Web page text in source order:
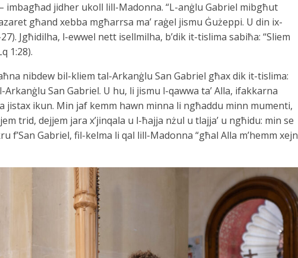
imbagħad jidher ukoll lill-Madonna. “L-anġlu Gabriel mibgħut
għand xebba mgħarrsa ma’ raġel jismu Ġużeppi. U din ix-
Jgħidilha, l-ewwel nett isellmilha, b’dik it-tislima sabiħa: “Sliem
1:28).
nibdew bil-kliem tal-Arkanġlu San Gabriel għax dik it-tislima:
San Gabriel. U hu, li jismu l-qawwa ta’ Alla, ifakkarna
jistax ikun. Min jaf kemm hawn minna li ngħaddu minn mumenti,
trid, dejjem jara x’jinqala u l-ħajja nżul u tlajja’ u ngħidu: min se
f’San Gabriel, fil-kelma li qal lill-Madonna “għal Alla m’hemm xejn